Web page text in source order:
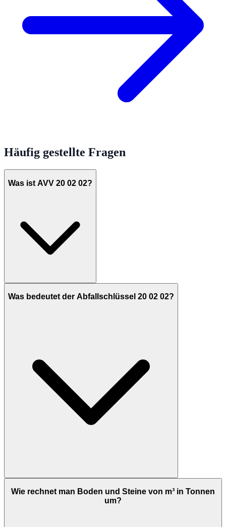
Häufig gestellte Fragen
Was ist AVV 20 02 02?
Was bedeutet der Abfallschlüssel 20 02 02?
Wie rechnet man Boden und Steine von m³ in Tonnen
um?